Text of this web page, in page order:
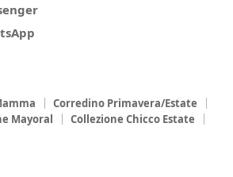
Corredino Primavera/Estate
Mayoral
Collezione Chicco Estate